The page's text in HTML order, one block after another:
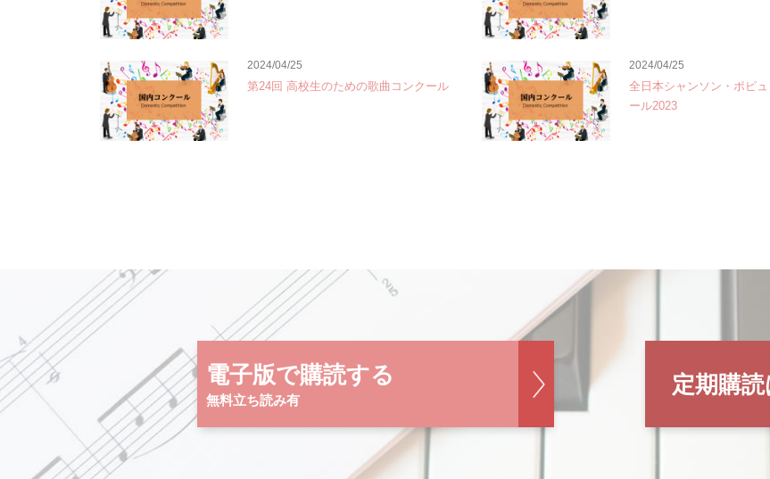
2024/04/25
第24回 高校生のための歌曲コンクール
2024/04/25
全日本シャンソン・ポピ
ール2023
電子版で購読する
無料立ち読み有
定期購